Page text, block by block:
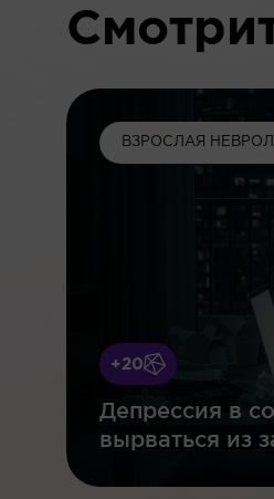
ВЗРОСЛАЯ
+20
Депрессия в
вырваться из